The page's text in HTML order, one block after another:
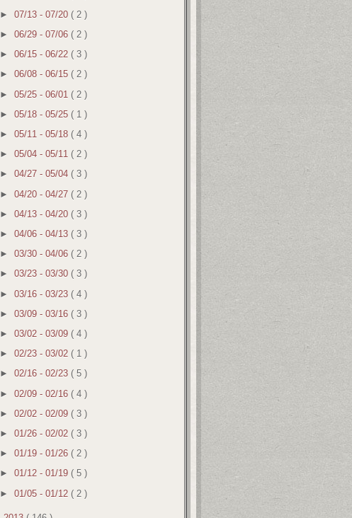
►07/13 - 07/20 ( 2 )
►06/29 - 07/06 ( 2 )
►06/15 - 06/22 ( 3 )
►06/08 - 06/15 ( 2 )
►05/25 - 06/01 ( 2 )
►05/18 - 05/25 ( 1 )
►05/11 - 05/18 ( 4 )
►05/04 - 05/11 ( 2 )
►04/27 - 05/04 ( 3 )
►04/20 - 04/27 ( 2 )
►04/13 - 04/20 ( 3 )
►04/06 - 04/13 ( 3 )
►03/30 - 04/06 ( 2 )
►03/23 - 03/30 ( 3 )
►03/16 - 03/23 ( 4 )
►03/09 - 03/16 ( 3 )
►03/02 - 03/09 ( 4 )
►02/23 - 03/02 ( 1 )
►02/16 - 02/23 ( 5 )
►02/09 - 02/16 ( 4 )
►02/02 - 02/09 ( 3 )
►01/26 - 02/02 ( 3 )
►01/19 - 01/26 ( 2 )
►01/12 - 01/19 ( 5 )
►01/05 - 01/12 ( 2 )